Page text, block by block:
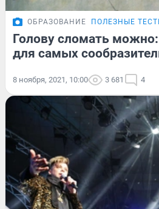
ОБРАЗОВАНИЕ ПОЛЕЗНЫЕ
Голову сломать
для самых
8 ноября, 2021, 10:00 3 681 4